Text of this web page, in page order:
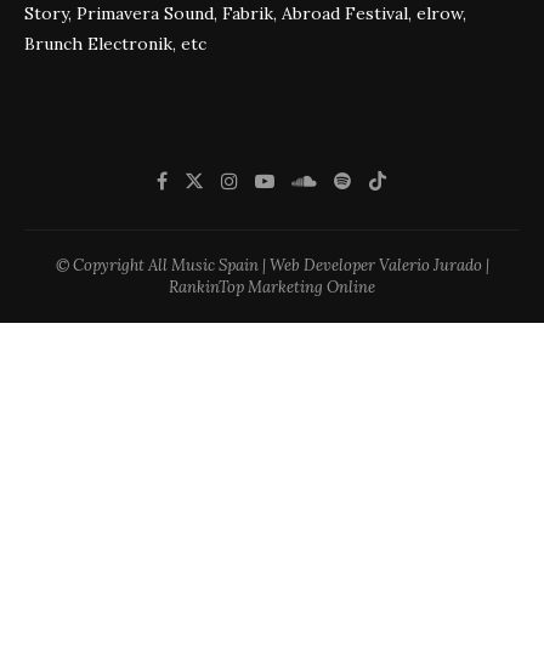
Story, Primavera Sound, Fabrik, Abroad Festival, elrow,
Brunch Electronik, etc
© Copyright All Music Spain | Web Developer Valerio Jurado |
RankinTop Marketing Online